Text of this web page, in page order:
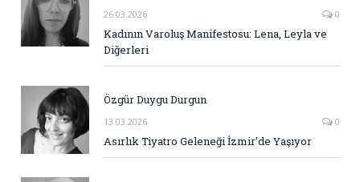
26.03.2026 0
Kadının Varoluş Manifestosu: Lena, Leyla ve
Diğerleri
Özgür Duygu Durgun
13.03.2026 0
Asırlık Tiyatro Geleneği İzmir’de Yaşıyor